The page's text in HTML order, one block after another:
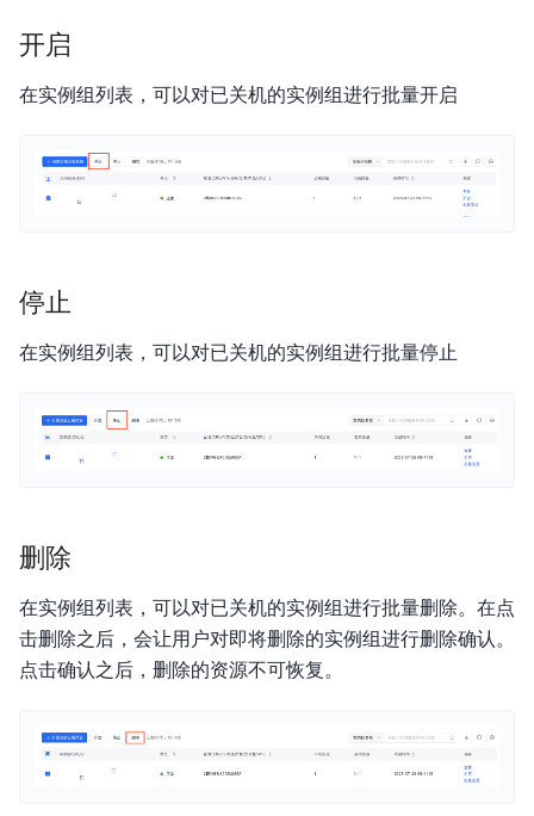
Go-SDK
常见问题
视频专区
服务等级协议SLA
开启
在实例组列表，可以对已关机的实例组进行批量开启
停止
在实例组列表，可以对已关机的实例组进行批量停止
删除
在实例组列表，可以对已关机的实例组进行批量删除。在点
击删除之后，会让用户对即将删除的实例组进行删除确认。
点击确认之后，删除的资源不可恢复。